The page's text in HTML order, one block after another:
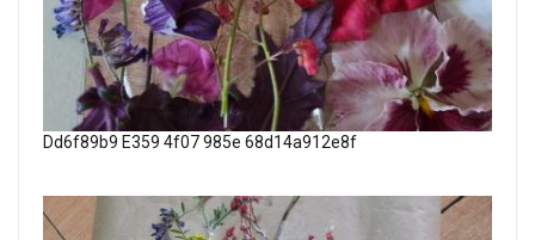
Dd6f89b9 E359 4f07 985e 68d14a912e8f